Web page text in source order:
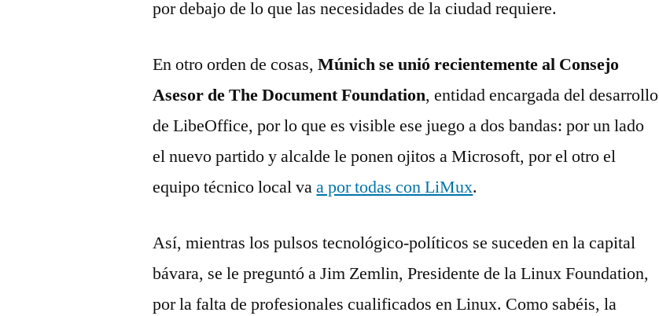
por debajo de lo que las necesidades de la ciudad requiere.
En otro orden de cosas,Múnich se unió recientemente al Consejo
Asesor de The Document Foundation, entidad encargada del desarrollo
de LibeOffice, por lo que es visible ese juego a dos bandas: por un lado
el nuevo partido y alcalde le ponen ojitos a Microsoft, por el otro el
equipo técnico local vaa por todas con LiMux.
Así, mientras los pulsos tecnológico-políticos se suceden en la capital
bávara, se le preguntó a Jim Zemlin, Presidente de la Linux Foundation,
por la falta de profesionales cualificados en Linux. Como sabéis, la